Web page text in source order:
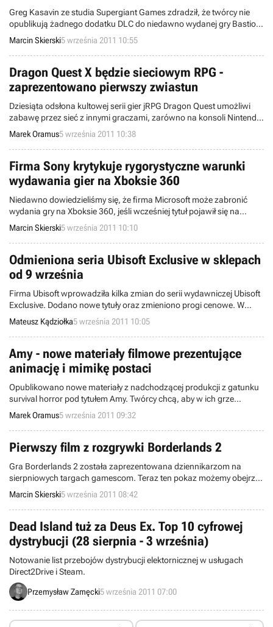
Greg Kasavin ze studia Supergiant Games zdradził, że twórcy nie
opublikują żadnego dodatku DLC do niedawno wydanej gry Bastion.
Deweloper uważa swoje dzieło za skończone i od początku
projektowane w taki sposób, aby cała zawartość znalazła się w
pełnej wersji.
Marcin Skierski5 września 2011 10:55
Dragon Quest X będzie sieciowym RPG -
zaprezentowano pierwszy zwiastun
Dziesiąta odsłona kultowej serii gier jRPG Dragon Quest umożliwi
zabawę przez sieć z innymi graczami, zarówno na konsoli Nintendo
Wii, jak i Wii U.
Marek Oramus5 września 2011 10:38
Firma Sony krytykuje rygorystyczne warunki
wydawania gier na Xboksie 360
Niedawno dowiedzieliśmy się, że firma Microsoft może zabronić
wydania gry na Xboksie 360, jeśli wcześniej tytuł pojawił się na
konkurencyjnej platformie sprzętowej. Rob Dyer z firmy Sony
otwarcie skrytykował strategię giganta z Redmond.
Marcin Skierski5 września 2011 10:10
Odmieniona seria Ubisoft Exclusive w sklepach
od 9 września
Firma Ubisoft wprowadziła kilka zmian do serii wydawniczej Ubisoft
Exclusive. Dodano nowe tytuły oraz zmieniono progi cenowe. W
odświeżonym wydawnictwie pojawią się m.in. cykl Assassin's
Creed, trylogia Prince of Persia oraz seria Heroes of Might and
Magic.
Mateusz Kądziołka5 września 2011 10:05
Amy - nowe materiały filmowe prezentujące
animację i mimikę postaci
Opublikowano nowe materiały z nadchodzącej produkcji z gatunku
survival horror pod tytułem Amy. Twórcy chcą, aby w ich grze
kluczową rolę w budowaniu atmosfery odgrywały gesty oraz mimika
postaci.
Marek Oramus5 września 2011 09:32
Pierwszy film z rozgrywki Borderlands 2
Gra Borderlands 2 została zaprezentowana dziennikarzom na
sierpniowych targach gamescom. Teraz ten pokaz możemy obejrzeć
dzięki filmowi, który właśnie wyciekł do sieci.
Marcin Skierski5 września 2011 08:42
Dead Island tuż za Deus Ex. Top 10 cyfrowej
dystrybucji (28 sierpnia - 3 września)
Notowanie list przebojów dystrybucji elektornicznej w usługach
Direct2Drive i Steam.
Przemysław Zamęcki5 września 2011 07:00